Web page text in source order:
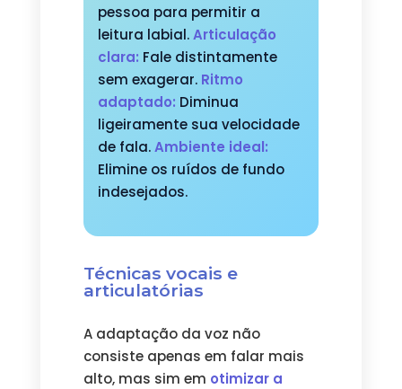
pessoa para permitir a
leitura labial.Articulação
clara: Fale distintamente
sem exagerar. Ritmo
adaptado: Diminua
ligeiramente sua velocidade
de fala.Ambiente ideal:
Elimine os ruídos de fundo
indesejados.
Técnicas vocais e
articulatórias
A adaptação da voz não
consiste apenas em falar mais
alto, mas sim em otimizar a